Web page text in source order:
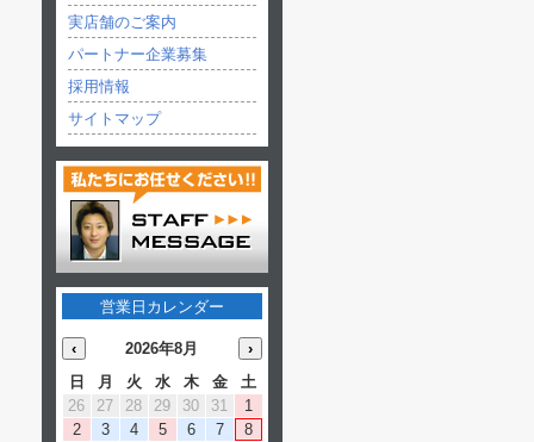
実店舗のご案内
パートナー企業募集
採用情報
サイトマップ
営業日カレンダー
‹ 2026年8月
›
日
月 火 水 木 金
土
26
27 28 29 30 31
1
2
3 4 5 6 7
8